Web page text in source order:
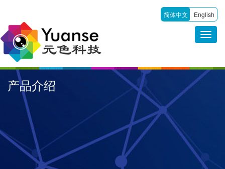
简体中文 English
产品介绍